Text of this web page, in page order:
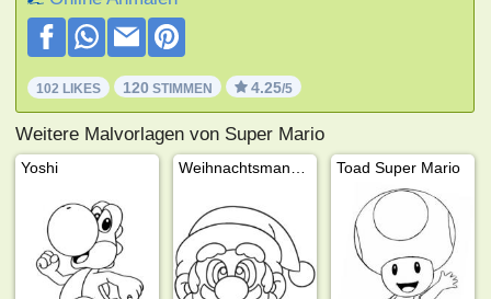
102 LIKES 120 STIMMEN 4.25/5
Weitere Malvorlagen von Super Mario
Yoshi Toad Super Mario